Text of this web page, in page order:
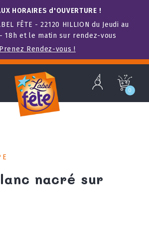
HORAIRES d'OUVERTURE !
FÊTE - 22120 HILLION du Jeudi au
18h et le matin sur rendez-vous
Prenez Rendez-vous !
b c
0
nacré sur